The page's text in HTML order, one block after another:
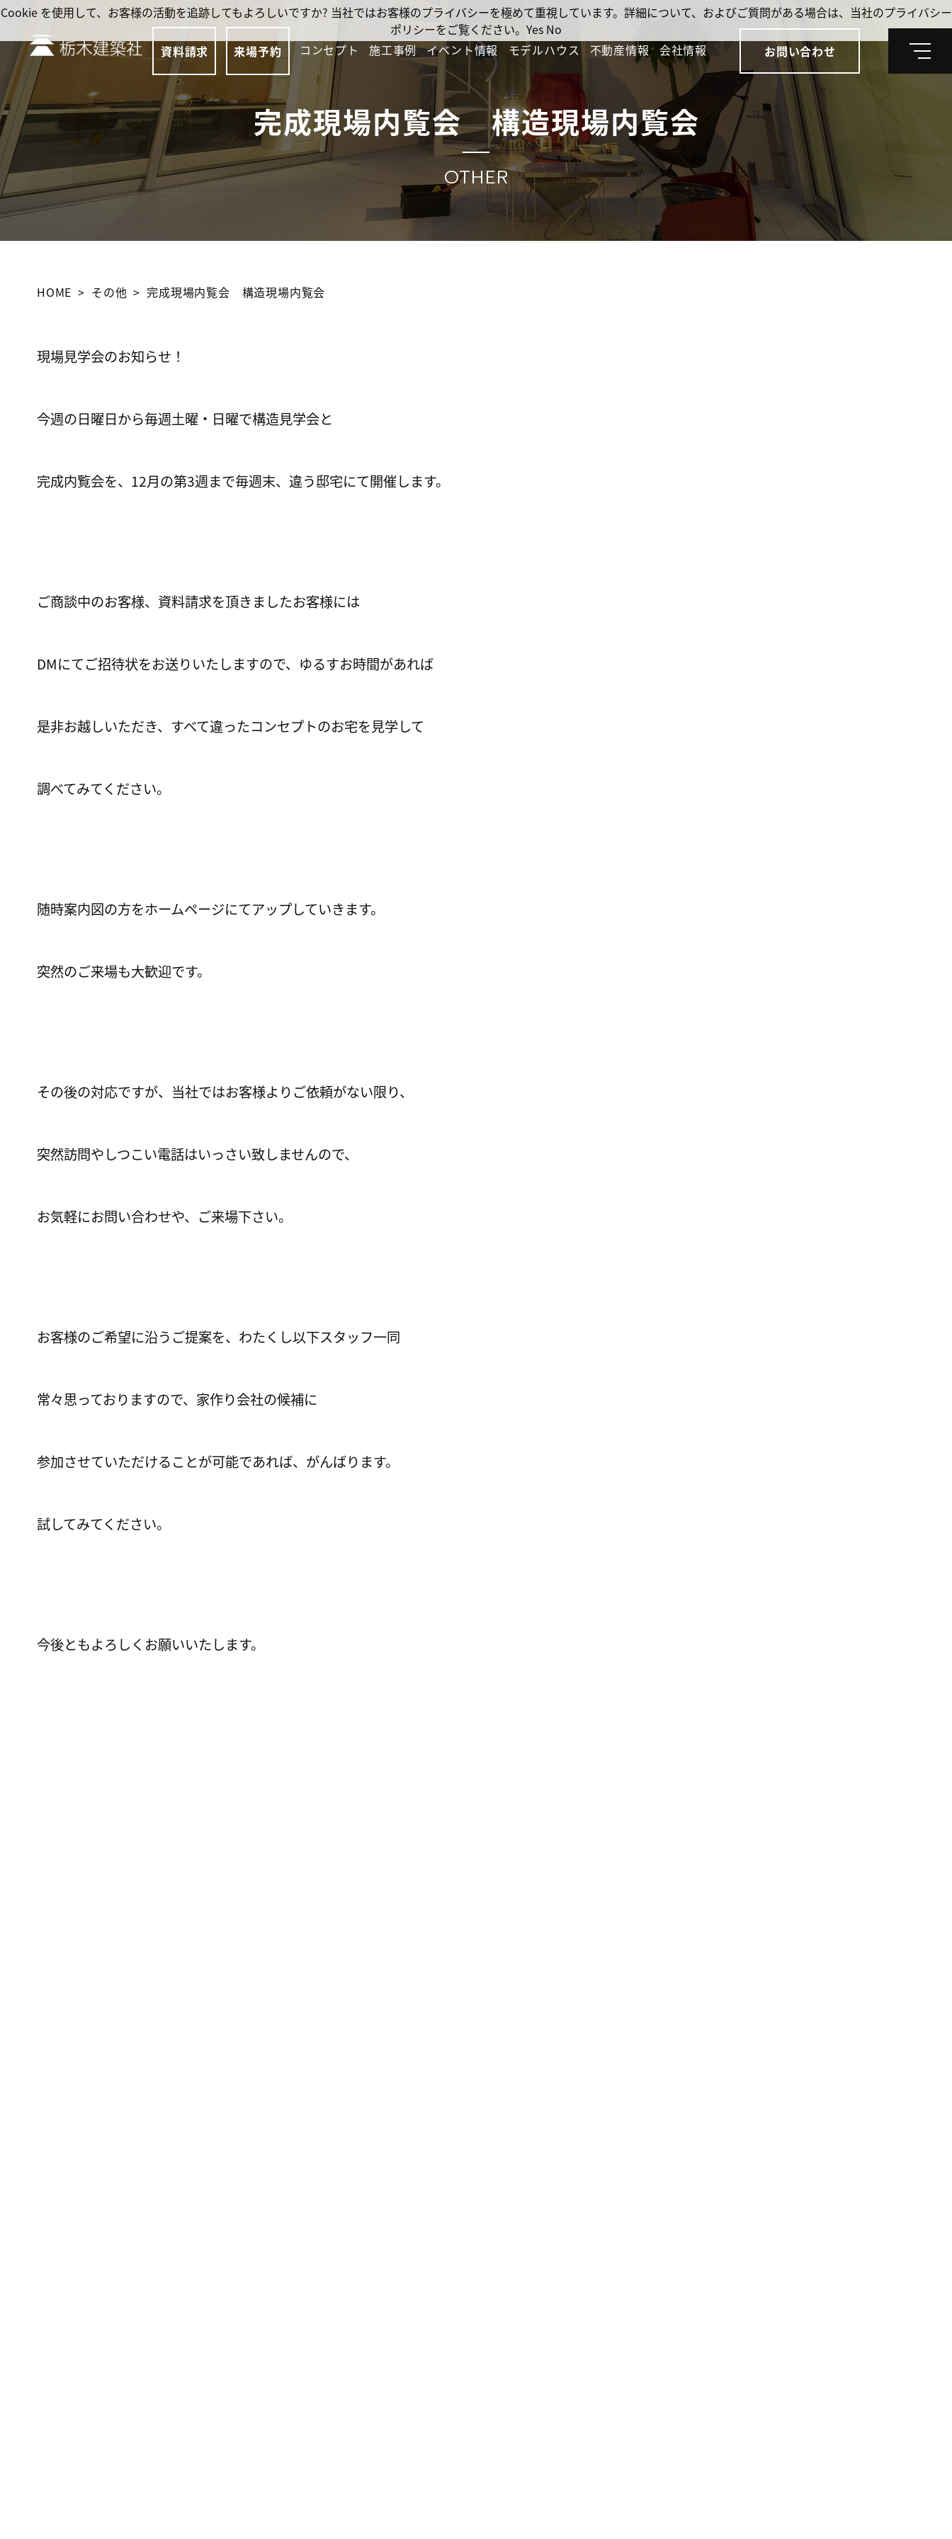
資料請求 来場予約 コンセプト 施工事例 イベント情報 モデルハウス 不動産情報 会社情報 お問い合わせ
メ
完成現場内覧会 構造現場内覧会
OTHER
HOME その他 完成現場内覧会 構造現場内覧会
現場見学会のお知らせ！
今週の日曜日から毎週土曜・日曜で構造見学会と
完成内覧会を、12月の第3週まで毎週末、違う邸宅にて開催します。
ご商談中のお客様、資料請求を頂きましたお客様には
DMにてご招待状をお送りいたしますので、ゆるすお時間があれば
是非お越しいただき、すべて違ったコンセプトのお宅を見学して
調べてみてください。
随時案内図の方をホームページにてアップしていきます。
突然のご来場も大歓迎です。
その後の対応ですが、当社ではお客様よりご依頼がない限り、
突然訪問やしつこい電話はいっさい致しませんので、
お気軽にお問い合わせや、ご来場下さい。
お客様のご希望に沿うご提案を、わたくし以下スタッフ一同
常々思っておりますので、家作り会社の候補に
参加させていただけることが可能であれば、がんばります。
試してみてください。
今後ともよろしくお願いいたします。
Cookie を使用して、お客様の活動を追跡してもよろしいですか? 当社ではお客様のプライバシーを極めて重視しています。詳細について、およびご質問がある場合は、当社のプライバシー
ポリシーをご覧ください。 Yes No